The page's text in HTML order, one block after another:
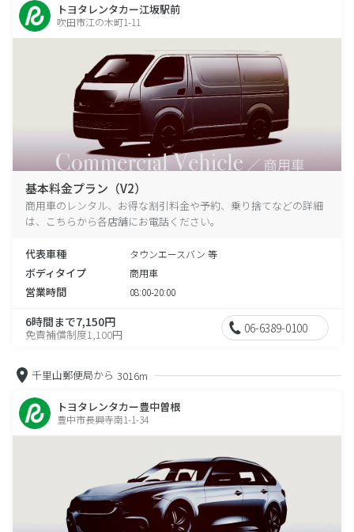
トヨタレンタカー江坂駅前
吹田市江の木町1-11
基本料金プラン（V2）
商用車のレンタル、お得な割引料金や予約、乗り捨てなどの詳細
は、こちらから各店舗にお電話ください。
代表車種 タウンエースバン 等
ボディタイプ 商用車
営業時間 08:00-20:00
6時間まで7,150円
免責補償制度1,100円 06-6389-0100
千里山郵便局から 3016m
トヨタレンタカー豊中曽根
豊中市長興寺南1-1-34